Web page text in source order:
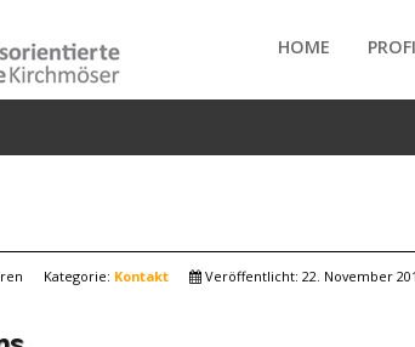
is equivalent
2"? in
forte2/templates/forte/vertex/
HOME
Kategorie: Kontakt Veröffentlicht: 22. November